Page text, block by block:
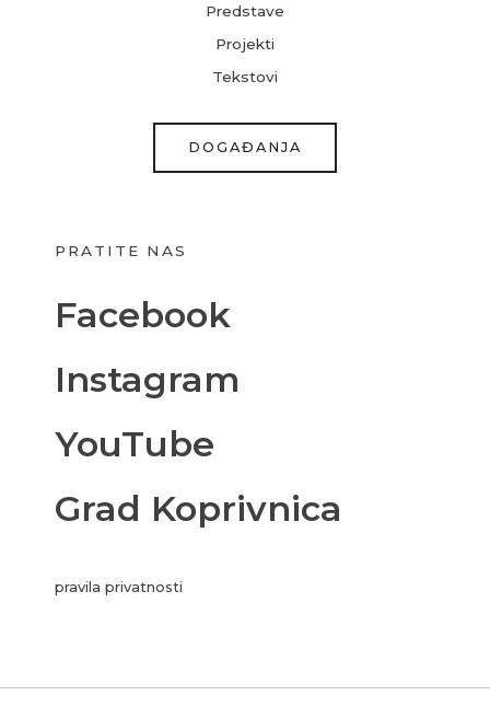
Predstave
Projekti
Tekstovi
DOGAĐANJA
PRATITE NAS
Facebook
Instagram
YouTube
Grad Koprivnica
pravila privatnosti